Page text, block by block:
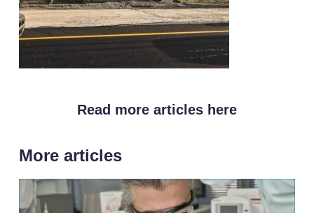
Read more articles here
More articles